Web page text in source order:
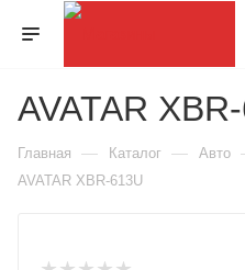
AVATAR
Главная — Каталог — Авто
AVATAR XBR-613U